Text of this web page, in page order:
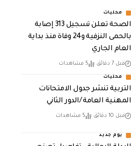
محليات
الصحة تعلن تسجيل 313 إصابة
بالحمى النزفية و24 وفاة منذ بداية
العام الجاري
قبل 7 دقائق 5 مشاهدات
محليات
التربية تنشر جدول الامتحانات
المهنية العامة /الدور الثاني
قبل 10 دقائق 5 مشاهدات
يوم جديد